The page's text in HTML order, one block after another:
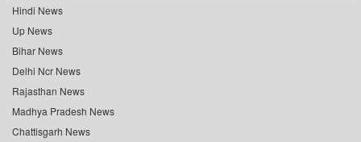
Hindi News
Up News
Bihar News
Delhi Ncr News
Rajasthan News
Madhya Pradesh News
Chattisgarh News